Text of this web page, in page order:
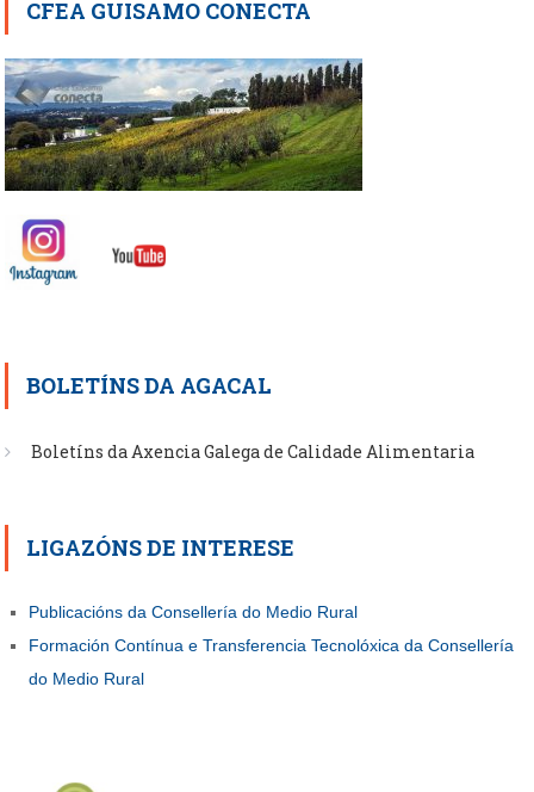
CFEA GUISAMO CONECTA
BOLETÍNS DA AGACAL
Boletíns da Axencia Galega de Calidade Alimentaria
LIGAZÓNS DE INTERESE
Publicacións da Consellería do Medio Rural
Formación Contínua e Transferencia Tecnolóxica da Consellería
do Medio Rural